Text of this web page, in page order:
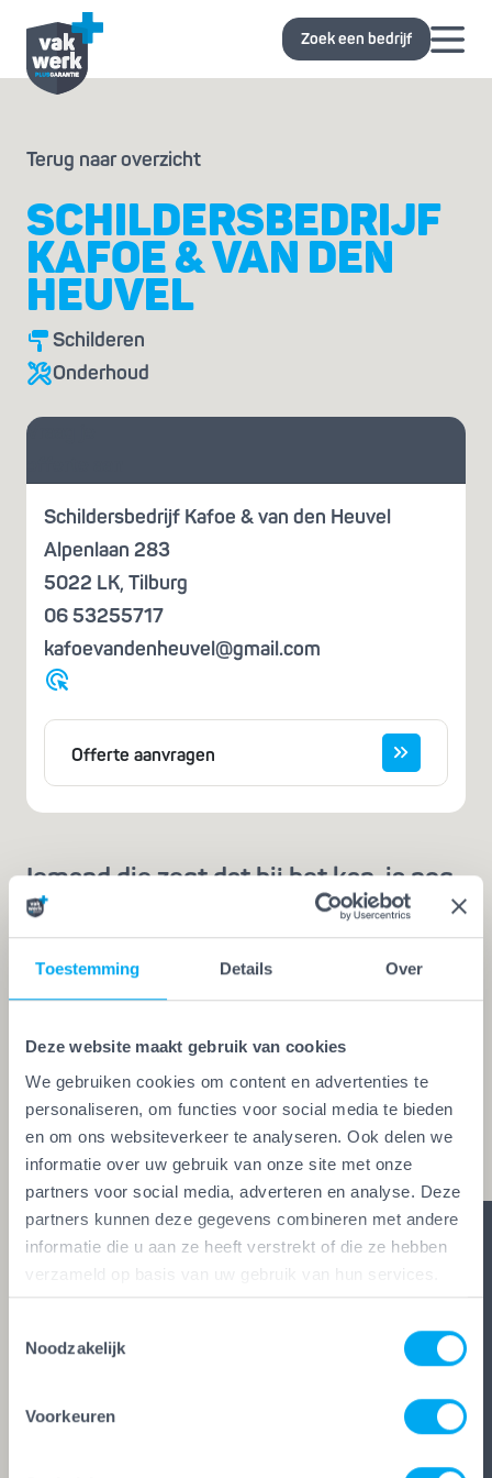
Toestemming Details Over
Deze website maakt gebruik van cookies
We gebruiken cookies om content en advertenties te
personaliseren, om functies voor social media te bieden
en om ons websiteverkeer te analyseren. Ook delen we
informatie over uw gebruik van onze site met onze
partners voor social media, adverteren en analyse. Deze
partners kunnen deze gegevens combineren met andere
informatie die u aan ze heeft verstrekt of die ze hebben
verzameld op basis van uw gebruik van hun services.
Noodzakelijk
Voorkeuren
Zoek een bedrijf
Terug naar overzicht
SCHILDERSBEDRIJF
KAFOE & VAN DEN
HEUVEL
Schilderen
Onderhoud
Vraag je
Schildersbedrijf Kafoe & van den Heuvel
Alpenlaan 283
5022 LK, Tilburg
06 53255717
kafoevandenheuvel@gmail.com
Offerte aanvragen
Iemand die zegt dat hij het kan, is nog
geen vakman
Een echte vakman of -vrouw herken je aan de
Vakwerk Plusgarantie. Dit is hét
kwaliteitskeurmerk voor schilders, behangers,
glaszetters en onderhoudsbedrijven. Alleen wie
aan de strengste kwaliteitseisen voldoet, mag het
keurmerk voeren. Zo ben je zeker van vakwerk,
duidelijke afspraken en zes glasheldere garanties.